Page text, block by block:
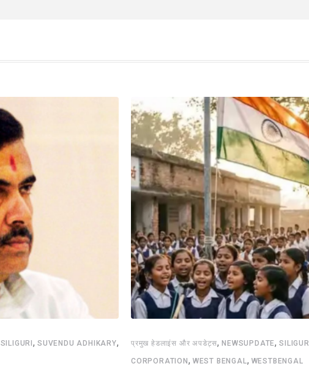
SILIGURI,SUVENDU ADHIKARY, प्रमुख हेडलाइंस और अपडेट्स,NEWSUPDATE,SILIGURI
CORPORATION , WEST BENGAL, WESTBENGAL